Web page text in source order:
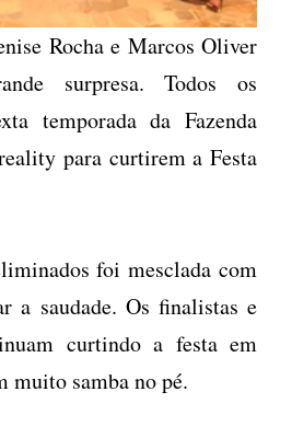
Rocha e Marcos Oliver
surpresa. Todos os
temporada da Fazenda
para curtirem a Festa
foi mesclada com
a saudade. Os finalistas e
curtindo a festa em
muito samba no pé.